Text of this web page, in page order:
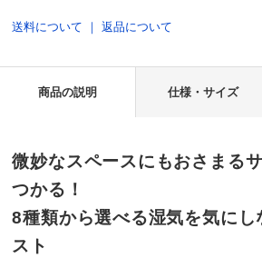
送料について ｜返品について
商品の説明 仕様・サイズ
微妙なスペースにもおさまる
つかる！
8種類から選べる湿気を気にし
スト